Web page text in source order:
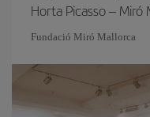
Horta Picasso – Miró
Fundació Miró Mallorca